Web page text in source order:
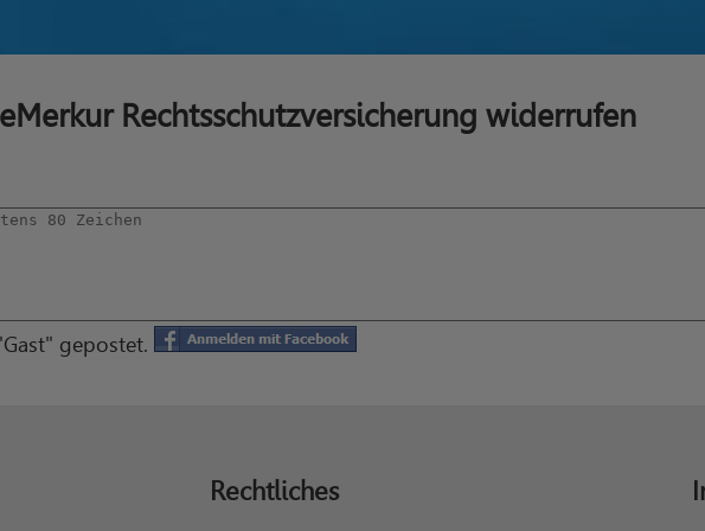
Rechtsschutzversicherung widerrufen
gepostet.
Rechtliches